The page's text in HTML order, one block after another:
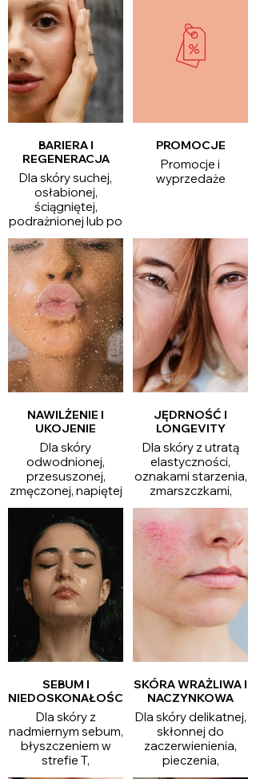
BARIERA I
REGENERACJA
Dla skóry suchej,
osłabionej,
ściągniętej,
podrażnionej lub po
kuracjach kwasami i
retinoidami.
Wybierz
dermokosmetyki
wspierające
regenerację skóry,
odbudowę bariery
hydrolipidowej,
zmniejszenie
uczucia
dyskomfortu i
ochronę przed
przesuszeniem.
PROMOCJE
Promocje i
wyprzedaże
NAWILŻENIE I
UKOJENIE
Dla skóry
odwodnionej,
przesuszonej,
zmęczonej, napiętej
lub pozbawionej
komfortu. Sięgnij po
kremy, sera i toniki
nawilżające, które
wspierają
utrzymanie wilgoci
w naskórku,
łagodzą uczucie
ściągnięcia i
pomagają
przywrócić skórze
miękkość oraz
świeży wygląd.
JĘDRNOŚĆ I
LONGEVITY
Dla skóry z utratą
elastyczności,
oznakami starzenia,
zmarszczkami,
spadkiem napięcia i
zmęczonym
wyglądem. Odkryj
kosmetyki anti-
aging, sera z
peptydami, kremy
ujędrniające i
formuły wspierające
skin longevity, czyli
długofalową
jędrności, gładkości
i dobrej kondycji
skóry.
SEBUM I
NIEDOSKONAŁOŚCI
Dla skóry z
nadmiernym sebum,
błyszczeniem w
strefie T,
rozszerzonymi
SKÓRA WRAŻLIWA I
NACZYNKOWA
Dla skóry delikatnej,
skłonnej do
zaczerwienienia,
pieczenia,
ściągnięcia i